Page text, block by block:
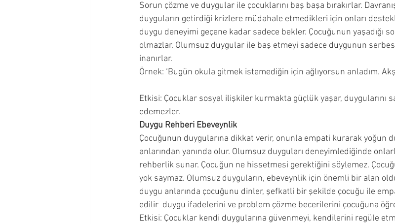
Sorun çözme ve duygular ile çocuklarını baş başa bırakırlar.
duyguların getirdiği krizlere müdahale etmedikleri için onları
duygu deneyimi geçene kadar sadece bekler. Çocuğunun yaşadığı
olmazlar. Olumsuz duygular ile baş etmeyi sadece duygunun
inanırlar.
Örnek: ‘Bugün okula gitmek istemediğin için ağlıyorsun anladım.
Etkisi: Çocuklar sosyal ilişkiler kurmakta güçlük yaşar, duygularını
edemezler.
Duygu Rehberi Ebeveynlik
Çocuğunun duygularına dikkat verir, onunla empati kurarak yoğun
anlarından yanında olur. Olumsuz duyguları deneyimlediğinde
rehberlik sunar. Çocuğun ne hissetmesi gerektiğini söylemez.
yok saymaz. Olumsuz duyguların, ebeveynlik için önemli bir alan
duygu anlarında çocuğunu dinler, şefkatli bir şekilde çocuğu ile
edilir  duygu ifadelerini ve problem çözme becerilerini çocuğuna
Etkisi: Çocuklar kendi duygularına güvenmeyi, kendilerini regüle